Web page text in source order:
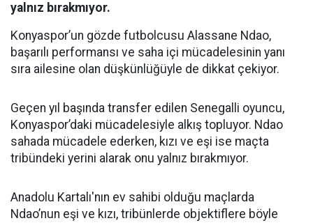
yalnız bırakmıyor.
Konyaspor’un gözde futbolcusu Alassane Ndao,
başarılı performansı ve saha içi mücadelesinin yanı
sıra ailesine olan düşkünlüğüyle de dikkat çekiyor.
Geçen yıl başında transfer edilen Senegalli oyuncu,
Konyaspor’daki mücadelesiyle alkış topluyor. Ndao
sahada mücadele ederken, kızı ve eşi ise maçta
tribündeki yerini alarak onu yalnız bırakmıyor.
Anadolu Kartalı'nın ev sahibi olduğu maçlarda
Ndao’nun eşi ve kızı, tribünlerde objektiflere böyle